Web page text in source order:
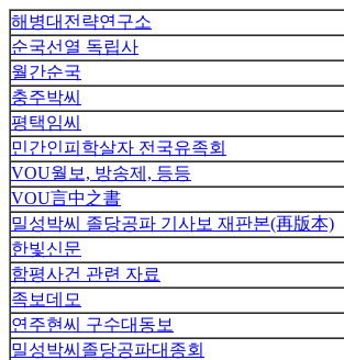
해병대전략연구소
순국선열 독립사
월간순국
충주박씨
평택임씨
민간인피학살자 전국유족회
VOU월보, 방송제, 등등
VOU言中之書
밀성박씨 졸당공파 기사보 재판본(再版本)
한빛신문
함평사건 관련 자료
족보데모
연주현씨 구수대동보
밀성박씨졸당공파대종회